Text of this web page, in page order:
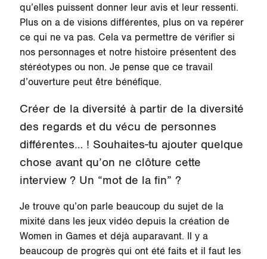
qu’elles puissent donner leur avis et leur ressenti.
Plus on a de visions différentes, plus on va repérer
ce qui ne va pas. Cela va permettre de vérifier si
nos personnages et notre histoire présentent des
stéréotypes ou non. Je pense que ce travail
d’ouverture peut être bénéfique.
Créer de la diversité à partir de la diversité
des regards et du vécu de personnes
différentes… ! Souhaites-tu ajouter quelque
chose avant qu’on ne clôture cette
interview ? Un “mot de la fin” ?
Je trouve qu’on parle beaucoup du sujet de la
mixité dans les jeux vidéo depuis la création de
Women in Games et déjà auparavant. Il y a
beaucoup de progrès qui ont été faits et il faut les